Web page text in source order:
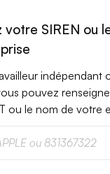
votre SIREN ou
indépendant
pouvez
ou le nom de votre